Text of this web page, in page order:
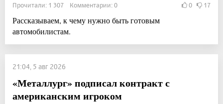
Прочитали: 1 307 Комментарии: 0 0 17
Рассказываем, к чему нужно быть готовым
автомобилистам.
21:04, 5 авг 2026
«Металлург» подписал контракт с
американским игроком